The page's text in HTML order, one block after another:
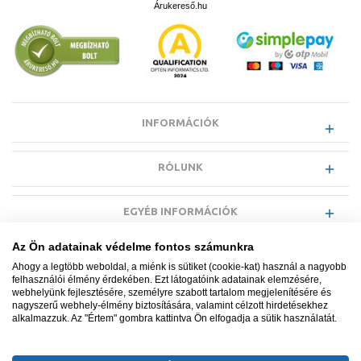
illusztráció,eltérhet a valóságtól!Árukereső.hu
INFORMÁCIÓK
RÓLUNK
EGYÉB INFORMÁCIÓK
87052/2015.
Az Ön adatainak védelme fontos számunkra
Ahogy a legtöbb weboldal, a miénk is sütiket (cookie-kat) használ a nagyobb
felhasználói élmény érdekében. Ezt látogatóink adatainak elemzésére,
webhelyünk fejlesztésére, személyre szabott tartalom megjelenítésére és
nagyszerű webhely-élmény biztosítására, valamint célzott hirdetésekhez
alkalmazzuk. Az "Értem" gombra kattintva Ön elfogadja a sütik használatát.